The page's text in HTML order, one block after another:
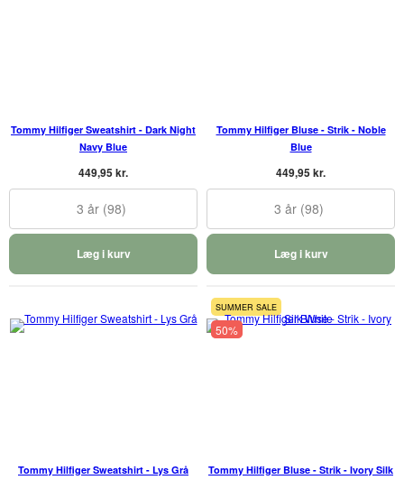
Tommy Hilfiger Sweatshirt - Dark Night
Navy Blue
449,95 kr.
3 år (98)
Læg i kurv
Tommy Hilfiger Bluse - Strik - Noble
Blue
449,95 kr.
3 år (98)
Læg i kurv
Tommy Hilfiger Sweatshirt - Lys Grå
SUMMER SALE
50%
Tommy Hilfiger Bluse - Strik - Ivory Silk